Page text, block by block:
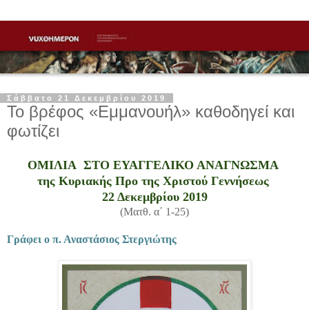
Σάββατο 21 Δεκεμβρίου 2019
Το βρέφος «Εμμανουήλ» καθοδηγεί και
φωτίζει
ΟΜΙΛΙΑ ΣΤΟ ΕΥΑΓΓΕΛΙΚΟ ΑΝΑΓΝΩΣΜΑ
της Κυριακής Προ της Χριστού Γεννήσεως
22 Δεκεμβρίου 2019
(Ματθ. α΄ 1-25)
Γράφει ο π. Αναστάσιος Στεργιώτης